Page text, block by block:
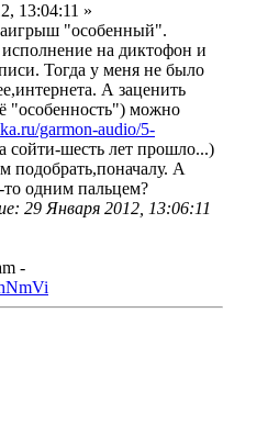
13:04:11 »
"особенный".
исполнение на диктофон и
Тогда у меня не было
А заценить
"особенность") можно
garmon-audio/5-
сойти-шесть лет прошло...)
подобрать,поначалу. А
то одним пальцем?
29 Января 2012, 13:06:11
-